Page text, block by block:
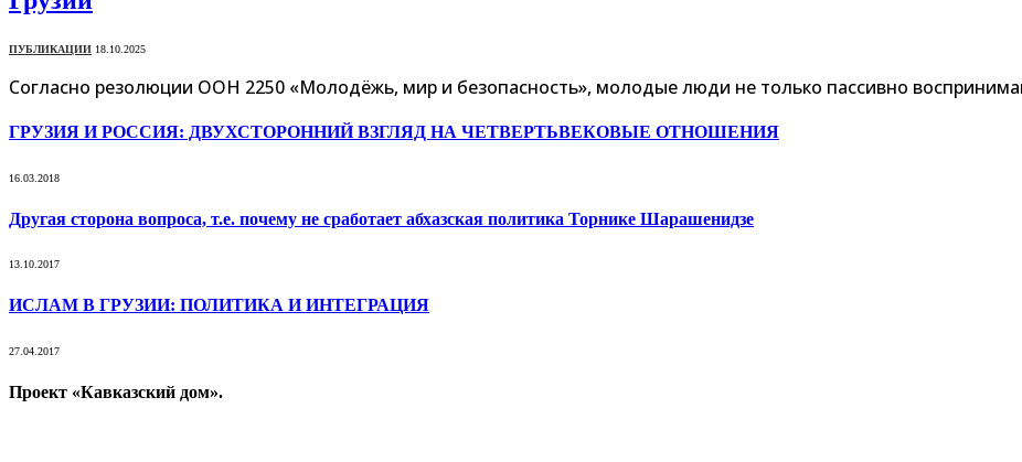
ПУБЛИКАЦИИ 18.10.2025
Согласно резолюции ООН 2250 «Молодёжь, мир и безопасность», молодые люди не только пассивно
ГРУЗИЯ И РОССИЯ: ДВУХСТОРОННИЙ ВЗГЛЯД НА ЧЕТВЕРТЬВЕКОВЫЕ ОТНОШЕНИЯ
16.03.2018
Другая сторона вопроса, т.е. почему не сработает абхазская политика Торнике Шарашенидзе
13.10.2017
ИСЛАМ В ГРУЗИИ: ПОЛИТИКА И ИНТЕГРАЦИЯ
27.04.2017
Проект «Кавказский дом».